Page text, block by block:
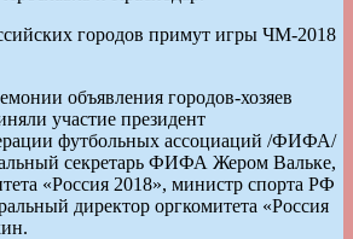
объявления городов-хозяев
участие президент
футбольных ассоциаций /ФИФА/
секретарь ФИФА Жером Вальке,
«Россия 2018», министр спорта РФ
директор оргкомитета «Россия